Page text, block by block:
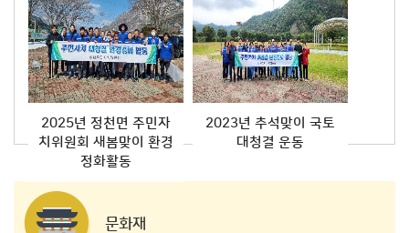
2025년 정천면 주민자
치위원회 새봄맞이 환경
정화활동
2023년 추석맞이 국토
대청결 운동
문화재